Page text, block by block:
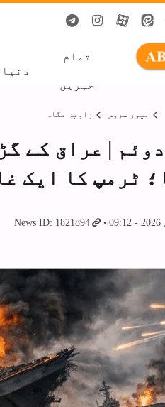
تمام
خبریں
دنیا
نیوز سروس زاویہ نگاہ
| عراق کے
ٹرمپ کا ایک
News ID: 1821894